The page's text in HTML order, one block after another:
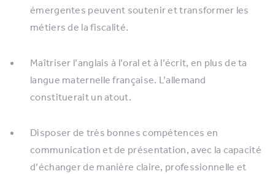
émergentes peuvent soutenir et transformer les
métiers de la fiscalité.
Maîtriser l’anglais à l’oral et à l’écrit, en plus de ta
langue maternelle française. L’allemand
constituerait un atout.
Disposer de très bonnes compétences en
communication et de présentation, avec la capacité
d’échanger de manière claire, professionnelle et